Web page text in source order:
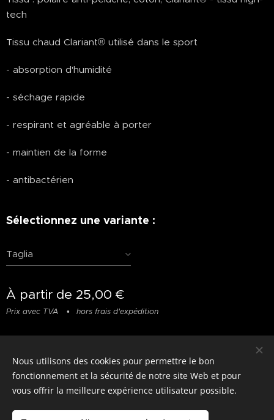
tech
Tissu chaud Clariant® utilisé dans le sport
- absorption d'humidité
- séchage rapide
- respirant et agréable à porter
- maintien de la forme
- antibactérien
Sélectionnez une variante :
Taglia
À partir de 25,00 €
Prix avec TVA hors frais d'expédition
© photostylist.it- 2026 All rights reserved Cookies
Langues
Nous utilisons des cookies pour permettre le bon
fonctionnement et la sécurité de notre site Web et pour
vous offrir la meilleure expérience utilisateur possible.